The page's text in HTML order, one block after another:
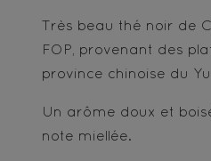
Très beau thé noir de
FOP, provenant des
province chinoise du
Un arôme doux et
note miellée.